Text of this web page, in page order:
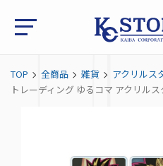
TOP 全商品 雑貨
アクリルス
トレーディング ゆるコマ アクリル